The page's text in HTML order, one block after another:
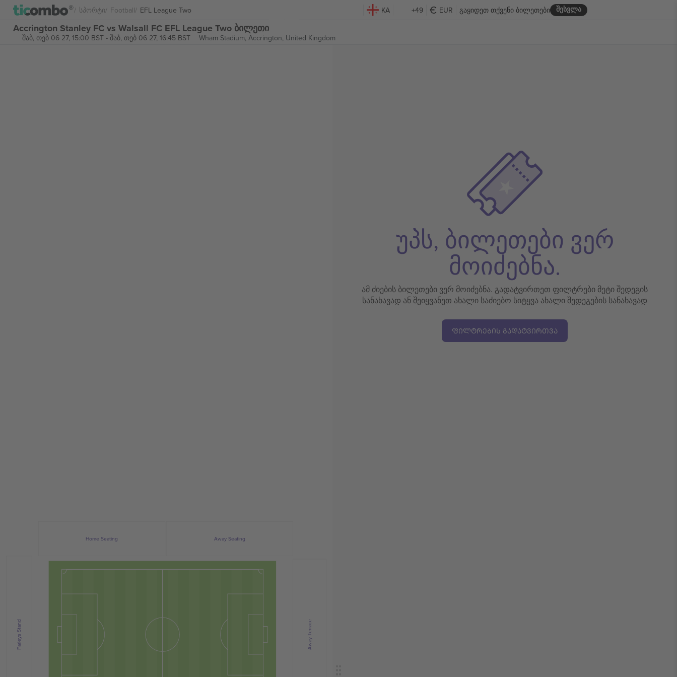
Სპორტი Football EFL League Two KA +49 EUR შესვლა
გაყიდეთ თქვენი ბილეთები
Accrington Stanley FC vs Walsall FC EFL League Two ბილეთი
შაბ, თებ 06 27, 15:00 BST- შაბ, თებ 06 27, 16:45 BST Wham Stadium, Accrington, United Kingdom
Home Seating Away Seating
Away Terrace
Farleys Stand
უპს, ბილეთები ვერ
მოიძებნა.
ამ ძიების ბილეთები ვერ მოიძებნა. გადატვირთეთ ფილტრები მეტი შედეგის
სანახავად ან შეიყვანეთ ახალი საძიებო სიტყვა ახალი შედეგების სანახავად
ᲤᲘᲚᲢᲠᲔᲑᲘᲡ ᲒᲐᲓᲐᲢᲕᲘᲠᲗᲕᲐ